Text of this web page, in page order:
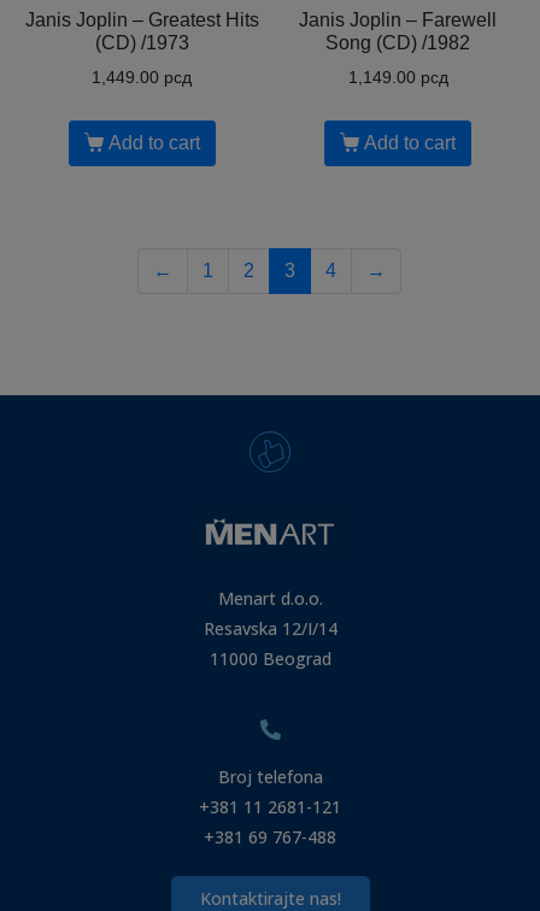
Janis Joplin – Greatest Hits
(CD) /1973
1,449.00 рсд
Add to cart
Janis Joplin – Farewell
Song (CD) /1982
1,149.00 рсд
Add to cart
← 1 2 3 4 →
Menart d.o.o.
Resavska 12/I/14
11000 Beograd
Broj telefona
+381 11 2681-121
+381 69 767-488
Kontaktirajte nas!